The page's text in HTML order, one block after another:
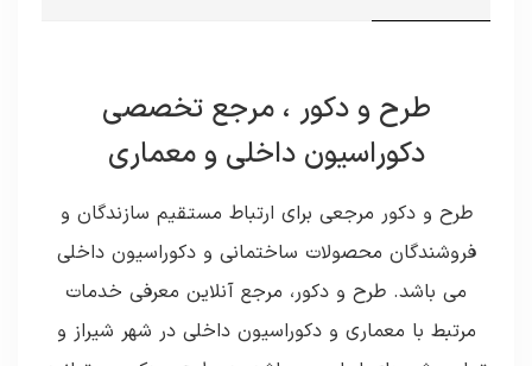
طرح و دکور ، مرجع تخصصی
دکوراسیون داخلی و معماری
طرح و دکور مرجعی برای ارتباط مستقیم سازندگان و
فروشندگان محصولات ساختمانی و دکوراسیون داخلی
می باشد. طرح و دکور، مرجع آنلاین معرفی خدمات
مرتبط با معماری و دکوراسیون داخلی در شهر شیراز و